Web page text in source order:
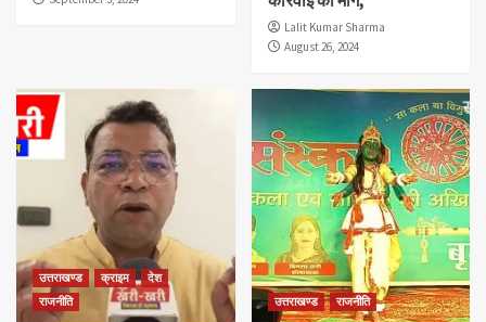
Lalit Kumar Sharma
August 26, 2024
उत्तराखण्ड क्राइम
देश
राजनीति
उत्तराखण्ड राजनीति